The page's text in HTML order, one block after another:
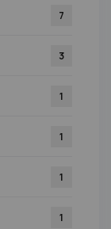
7
3
1
1
1
1